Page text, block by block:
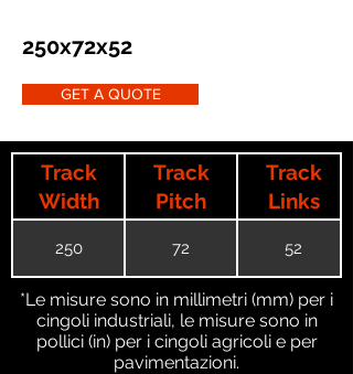
250x72x52
GET A QUOTE
Track
Width
Track
Pitch
Track
Links
250 72 52
*Le misure sono in millimetri (mm) per i
cingoli industriali, le misure sono in
pollici (in) per i cingoli agricoli e per
pavimentazioni.